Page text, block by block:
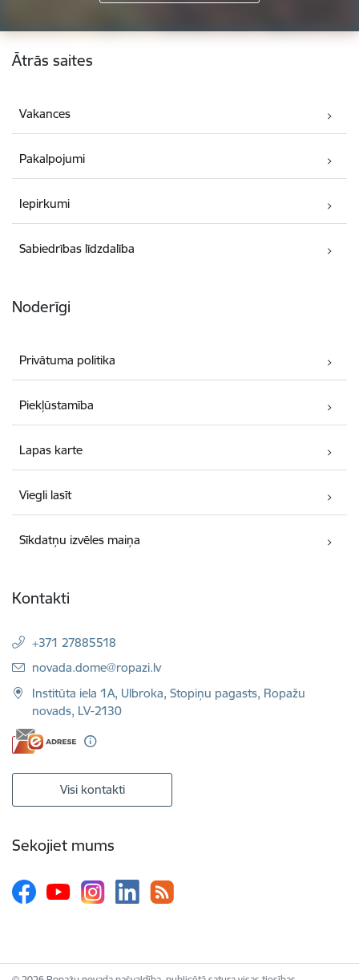
Kājene
Ātrās saites
Vakances
Pakalpojumi
Iepirkumi
Sabiedrības līdzdalība
Noderīgi
Privātuma politika
Piekļūstamība
Lapas karte
Viegli lasīt
Sīkdatņu izvēles maiņa
Kontakti
+371 27885518
E-pasts:
novada.dome@ropazi.lv
Institūta iela 1A, Ulbroka, Stopiņu pagasts, Ropažu
novads, LV-2130
Visi kontakti
Sekojiet mums